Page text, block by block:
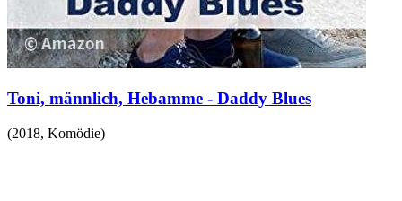
Toni, männlich, Hebamme - Daddy Blues
(2018, Komödie)